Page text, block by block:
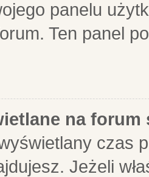
panelu
Ten panel
na forum
czas
Jeżeli